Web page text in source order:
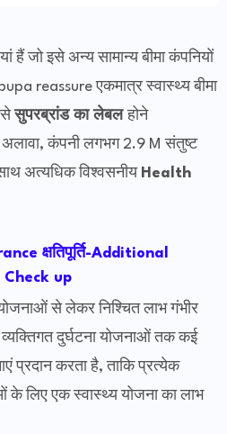
हैं जो इसे अन्य सामान्य बीमा कंपनियों
reassure एकमात्र स्वास्थ्य बीमा
सेसुपरब्रांड कालेबलहोने
कंपनी लगभग 2.9 M संतुष्ट
अत्यधिक विश्वसनीय Health
क्षतिपूर्ति-Additional
up
से लेकर निश्चित लाभ गंभीर
दुर्घटना योजनाओं तक कई
प्रदान करता है, ताकि प्रत्येक
लिए एक स्वास्थ्य योजना का लाभ